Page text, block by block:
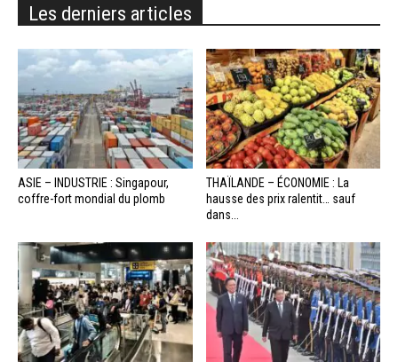
Les derniers articles
ASIE – INDUSTRIE : Singapour,
coffre-fort mondial du plomb
THAÏLANDE – ÉCONOMIE : La
hausse des prix ralentit… sauf
dans...